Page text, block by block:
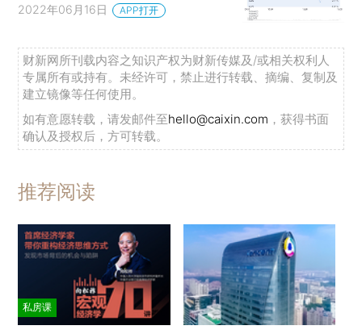
2022年06月16日 APP打开
财新网所刊载内容之知识产权为财新传媒及/或相关权利人
专属所有或持有。未经许可，禁止进行转载、摘编、复制及
建立镜像等任何使用。
如有意愿转载，请发邮件至hello@caixin.com ，获得书面
确认及授权后，方可转载。
推荐阅读
私房课